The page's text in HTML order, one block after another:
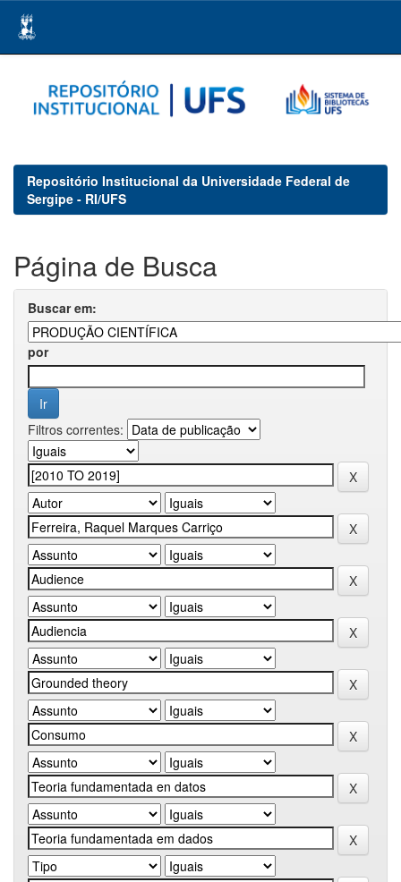
navigation
Repositório Institucional da Universidade Federal de
Sergipe - RI/UFS
Página de Busca
Buscar em:
por
Filtros correntes: